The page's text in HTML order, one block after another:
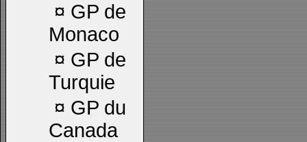
¤ GP de
Monaco
¤ GP de
Turquie
¤ GP du
Canada